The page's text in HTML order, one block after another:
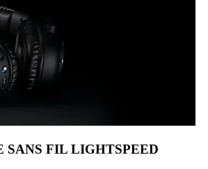
SANS FIL LIGHTSPEED